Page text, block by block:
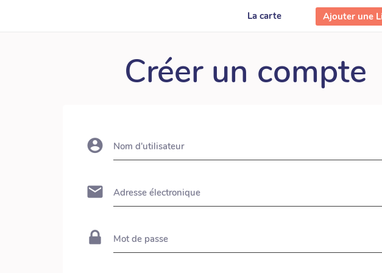
La carte Ajouter une
Créer un compte
Nom d'utilisateur
Adresse électronique
Mot de passe